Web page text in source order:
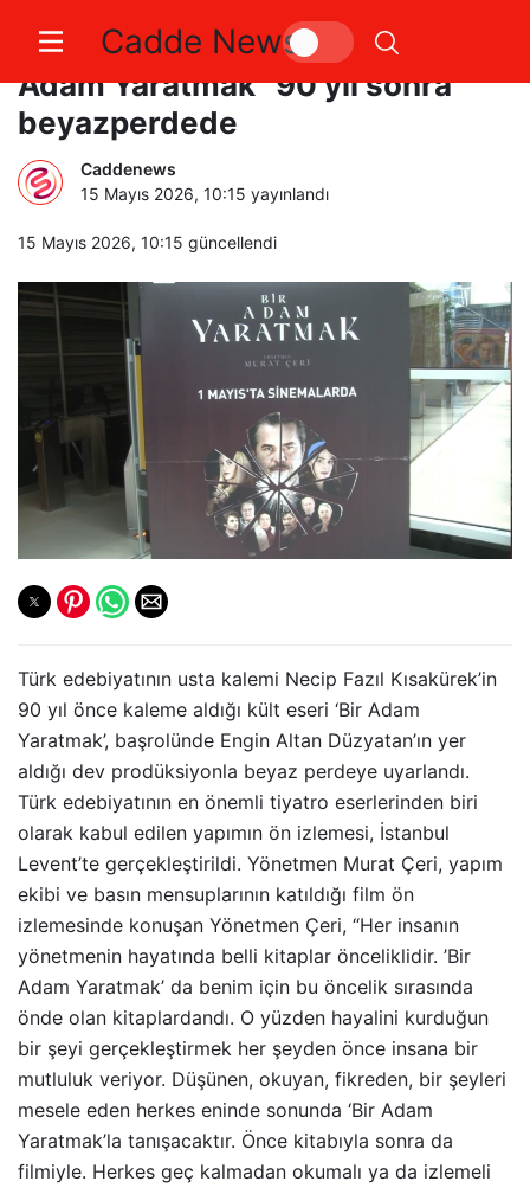
Cadde News
Necip Fazıl’ın utulmaz eseri “Bir
Adam Yaratmak” 90 yıl sonra
beyazperdede
Caddenews
15 Mayıs 2026, 10:15 yayınlandı
15 Mayıs 2026, 10:15 güncellendi
Türk edebiyatının usta kalemi Necip Fazıl Kısakürek’in
90 yıl önce kaleme aldığı kült eseri ‘Bir Adam
Yaratmak’, başrolünde Engin Altan Düzyatan’ın yer
aldığı dev prodüksiyonla beyaz perdeye uyarlandı.
Türk edebiyatının en önemli tiyatro eserlerinden biri
olarak kabul edilen yapımın ön izlemesi, İstanbul
Levent’te gerçekleştirildi. Yönetmen Murat Çeri, yapım
ekibi ve basın mensuplarının katıldığı film ön
izlemesinde konuşan Yönetmen Çeri, “Her insanın
yönetmenin hayatında belli kitaplar önceliklidir. ’Bir
Adam Yaratmak’ da benim için bu öncelik sırasında
önde olan kitaplardandı. O yüzden hayalini kurduğun
bir şeyi gerçekleştirmek her şeyden önce insana bir
mutluluk veriyor. Düşünen, okuyan, fikreden, bir şeyleri
mesele eden herkes eninde sonunda ‘Bir Adam
Yaratmak’la tanışacaktır. Önce kitabıyla sonra da
filmiyle. Herkes geç kalmadan okumalı ya da izlemeli